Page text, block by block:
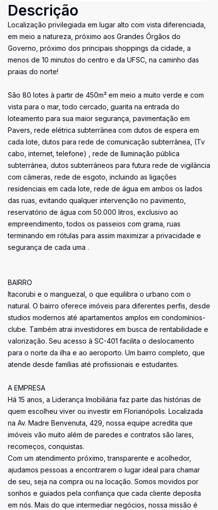
Descrição
Localização privilegiada em lugar alto com vista diferenciada,
em meio a natureza, próximo aos Grandes Órgãos do
Governo, próximo dos principais shoppings da cidade, a
menos de 10 minutos do centro e da UFSC, na caminho das
praias do norte!
São 80 lotes à partir de 450m² em meio a muito verde e com
vista para o mar, todo cercado, guarita na entrada do
loteamento para sua maior segurança, pavimentação em
Pavers, rede elétrica subterrânea com dutos de espera em
cada lote, dutos para rede de comunicação subterrânea, (Tv
cabo, internet, telefone) , rede de Iluminação pública
subterrânea, dutos subterrâneos para futura rede de vigilância
com câmeras, rede de esgoto, incluindo as ligações
residenciais em cada lote, rede de água em ambos os lados
das ruas, evitando qualquer intervenção no pavimento,
reservatório de água com 50.000 litros, exclusivo ao
empreendimento, todos os passeios com grama, ruas
terminando em rótulas para assim maximizar a privacidade e
segurança de cada uma .
BAIRRO
Itacorubi e o manguezal, o que equilibra o urbano com o
natural. O bairro oferece imóveis para diferentes perfis, desde
studios modernos até apartamentos amplos em condomínios-
clube. Também atrai investidores em busca de rentabilidade e
valorização. Seu acesso à SC-401 facilita o deslocamento
para o norte da ilha e ao aeroporto. Um bairro completo, que
atende desde famílias até profissionais e estudantes.
A EMPRESA
Há 15 anos, a Liderança Imobiliária faz parte das histórias de
quem escolheu viver ou investir em Florianópolis. Localizada
na Av. Madre Benvenuta, 429, nossa equipe acredita que
imóveis vão muito além de paredes e contratos são lares,
recomeços, conquistas.
Com um atendimento próximo, transparente e acolhedor,
ajudamos pessoas a encontrarem o lugar ideal para chamar
de seu, seja na compra ou na locação. Somos movidos por
sonhos e guiados pela confiança que cada cliente deposita
em nós. Mais do que intermediar negócios, nossa missão é